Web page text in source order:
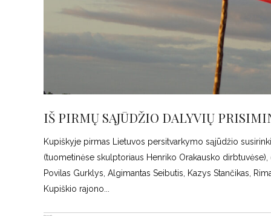
IŠ PIRMŲ SĄJŪDŽIO DALYVIŲ
Kupiškyje pirmas Lietuvos persitvarkymo sąjūdžio
(tuometinėse skulptoriaus Henriko Orakausko
Povilas Gurklys, Algimantas Seibutis, Kazys Stančikas,
Kupiškio rajono